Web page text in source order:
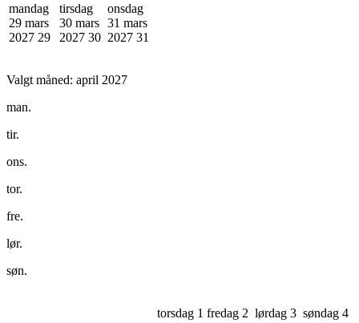
mandag
29 mars
2027 29
tirsdag
30 mars
2027 30
onsdag
31 mars
2027 31
Valgt måned: april 2027
man.
tir.
ons.
tor.
fre.
lør.
søn.
torsdag 1 fredag 2 lørdag 3 søndag 4